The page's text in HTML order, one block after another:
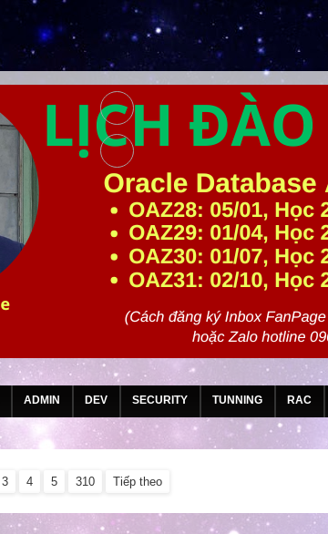
ADMIN DEV SECURITY TUNNING RAC
3 4 5 310 Tiếp theo